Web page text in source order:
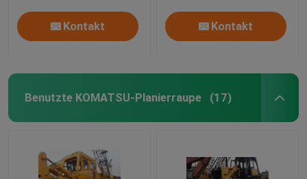
Kontakt Kontakt
Benutzte KOMATSU-Planierraupe (17)